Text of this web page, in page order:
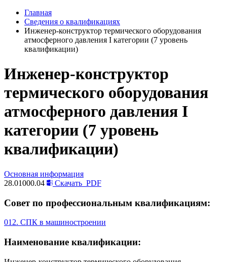
Главная
Сведения о квалификациях
Инженер-конструктор термического оборудования
атмосферного давления I категории (7 уровень
квалификации)
Инженер-конструктор
термического оборудования
атмосферного давления I
категории (7 уровень
квалификации)
Основная информация
28.01000.04
Скачать PDF
Совет по профессиональным квалификациям:
012. СПК в машиностроении
Наименование квалификации: